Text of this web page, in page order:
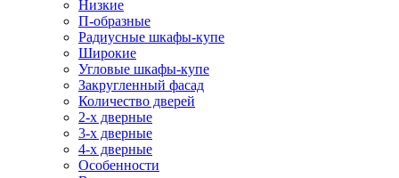
Низкие
П-образные
Радиусные шкафы-купе
Широкие
Угловые шкафы-купе
Закругленный фасад
Количество дверей
2-х дверные
3-х дверные
4-х дверные
Особенности